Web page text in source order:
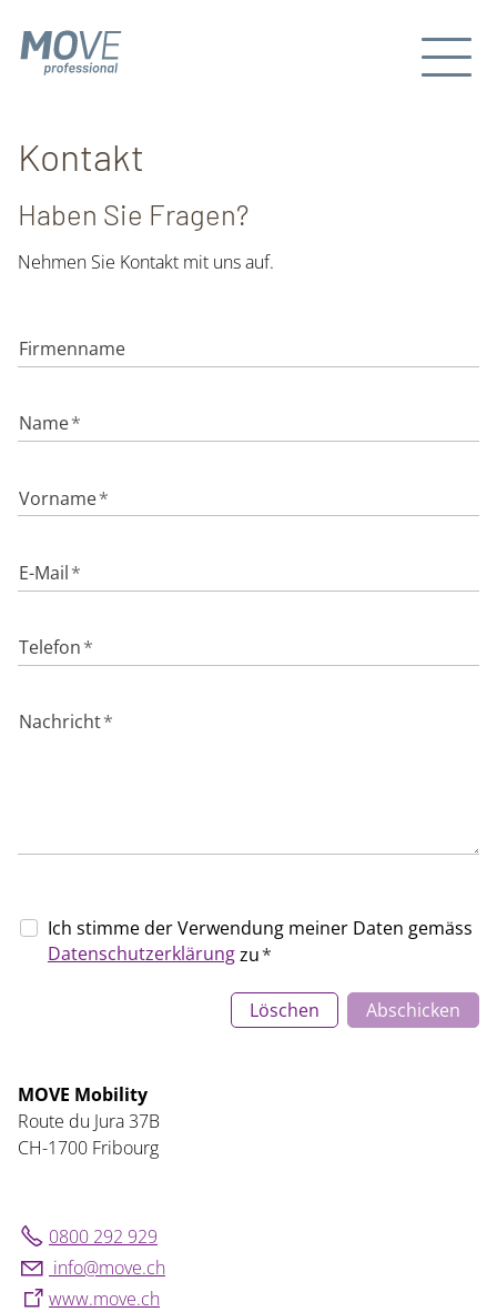
Kontakt
Haben Sie Fragen?
Nehmen Sie Kontakt mit uns auf.
Firmenname
Name*
Vorname*
E-Mail*
Telefon*
Nachricht*
Ich stimme der Verwendung meiner Daten gemäss
Datenschutzerklärungzu*
Löschen Abschicken
MOVE Mobility
Route du Jura 37B
CH-1700 Fribourg
0800 292 929
nf
m v
ch
www.move.ch